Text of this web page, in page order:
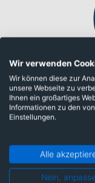
Top-Ten Titel
Amazon.com Inc.
NVIDIA Corp.
Wir verwenden
Wir können diese zur
unsere Webseite zu
Ihnen ein großartiges
Informationen zu den
Einstellungen.
Alle
Nein,